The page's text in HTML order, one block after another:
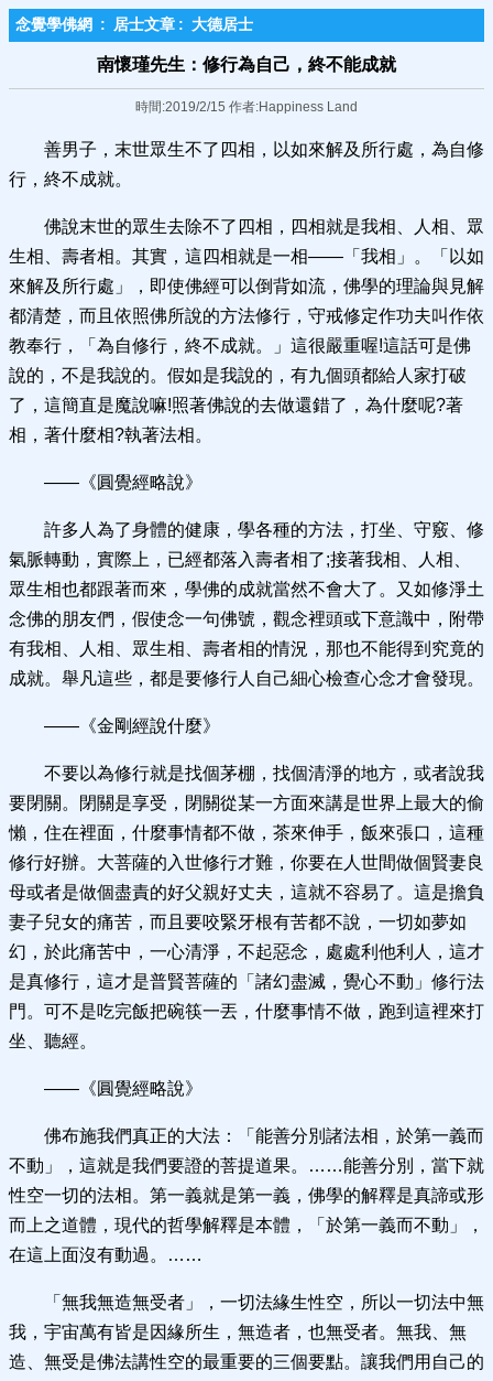
念覺學佛網 : 居士文章 : 大德居士
南懷瑾先生：修行為自己，終不能成就
時間:2019/2/15 作者:Happiness Land
善男子，末世眾生不了四相，以如來解及所行處，為自修
行，終不成就。
佛說末世的眾生去除不了四相，四相就是我相、人相、眾
生相、壽者相。其實，這四相就是一相——「我相」。「以如
來解及所行處」，即使佛經可以倒背如流，佛學的理論與見解
都清楚，而且依照佛所說的方法修行，守戒修定作功夫叫作依
教奉行，「為自修行，終不成就。」這很嚴重喔!這話可是佛
說的，不是我說的。假如是我說的，有九個頭都給人家打破
了，這簡直是魔說嘛!照著佛說的去做還錯了，為什麼呢?著
相，著什麼相?執著法相。
——《圓覺經略說》
許多人為了身體的健康，學各種的方法，打坐、守竅、修
氣脈轉動，實際上，已經都落入壽者相了;接著我相、人相、
眾生相也都跟著而來，學佛的成就當然不會大了。又如修淨土
念佛的朋友們，假使念一句佛號，觀念裡頭或下意識中，附帶
有我相、人相、眾生相、壽者相的情況，那也不能得到究竟的
成就。舉凡這些，都是要修行人自己細心檢查心念才會發現。
——《金剛經說什麼》
不要以為修行就是找個茅棚，找個清淨的地方，或者說我
要閉關。閉關是享受，閉關從某一方面來講是世界上最大的偷
懶，住在裡面，什麼事情都不做，茶來伸手，飯來張口，這種
修行好辦。大菩薩的入世修行才難，你要在人世間做個賢妻良
母或者是做個盡責的好父親好丈夫，這就不容易了。這是擔負
妻子兒女的痛苦，而且要咬緊牙根有苦都不說，一切如夢如
幻，於此痛苦中，一心清淨，不起惡念，處處利他利人，這才
是真修行，這才是普賢菩薩的「諸幻盡滅，覺心不動」修行法
門。可不是吃完飯把碗筷一丟，什麼事情不做，跑到這裡來打
坐、聽經。
——《圓覺經略說》
佛布施我們真正的大法：「能善分別諸法相，於第一義而
不動」，這就是我們要證的菩提道果。……能善分別，當下就
性空一切的法相。第一義就是第一義，佛學的解釋是真諦或形
而上之道體，現代的哲學解釋是本體，「於第一義而不動」，
在這上面沒有動過。……
「無我無造無受者」，一切法緣生性空，所以一切法中無
我，宇宙萬有皆是因緣所生，無造者，也無受者。無我、無
造、無受是佛法講性空的最重要的三個要點。讓我們用自己的